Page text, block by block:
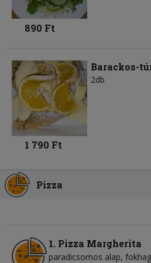
890 Ft
Barackos-
2db
1 790 Ft
Pizza
1. Pizza Margherita
paradicsomos alap